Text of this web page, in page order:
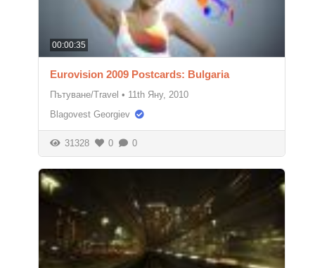
00:00:35
Eurovision 2009 Postcards: Bulgaria
Пътуване/Travel • 11th Яну, 2010
Blagovest Georgiev
31328 0 0